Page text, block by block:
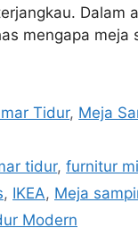
Dalam
mengapa meja
Tidur, Meja
tidur,furnitur
, IKEA, Meja
Modern